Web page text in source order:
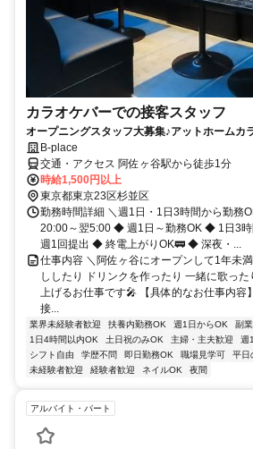
カラオケバーでの接客スタッフ
オープニングスタッフ大募集♪アットホームカ
B-place
交通・アクセス 阿佐ヶ谷駅から徒歩1分
時給1,500円以上
東京都東京23区杉並区
勤務時間詳細 ＼週1日・1日3時間から勤務
20:00～翌5:00 ◆ 週1日～勤務OK ◆ 1日3
週1回提出 ◆ 終電上がりOK🚃 ◆ 深夜・...
仕事内容 ＼阿佐ヶ谷にオープンして1年未
ししたり ドリンクを作ったり 一緒に歌っ
上げるお仕事です🎤 【具体的なお仕事内容
接...
業界未経験者歓迎 扶養内勤務OK 週1日からOK
副
1日4時間以内OK
土日祝のみOK 主婦・主夫歓迎 週
シフト自由
学歴不問 即日勤務OK 職場見学可 平日
未経験者歓迎
経験者歓迎 ネイルOK 夜間
アルバイト・パート